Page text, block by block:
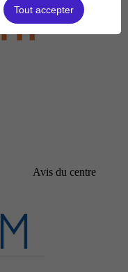
Avis du centre
Tout accepter